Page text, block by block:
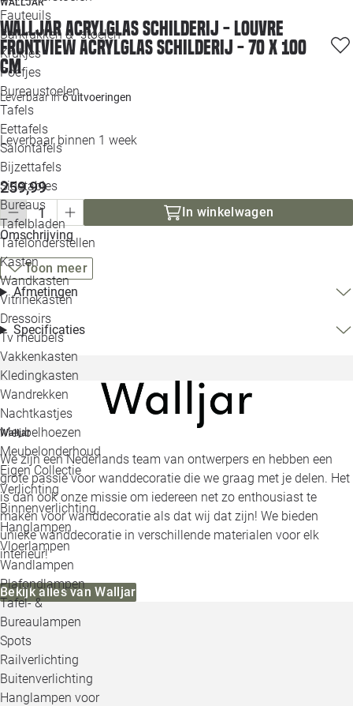
Fauteuils
Barkrukken & -stoelen
Krukjes
Poefjes
Bureaustoelen
Tafels
Eettafels
Salontafels
Bijzettafels
Sidetables
Bureaus
Tafelbladen
Tafelonderstellen
Kasten
Wandkasten
Vitrinekasten
Dressoirs
Tv meubels
Vakkenkasten
Kledingkasten
Wandrekken
Nachtkastjes
Meubelhoezen
Meubelonderhoud
Eigen Collectie
Verlichting
Binnenverlichting
Hanglampen
Vloerlampen
Wandlampen
Plafondlampen
Tafel- &
Bureaulampen
Spots
Railverlichting
Buitenverlichting
Hanglampen voor
WALLJAR
Walljar acrylglas schilderij - Louvre
Frontview Acrylglas schilderij - 70 x 100
cm
Leverbaar in6 uitvoeringen
Leverbaar binnen 1 week
259,99
In winkelwagen
Omschrijving
Toon meer
Afmetingen
Specificaties
Walljar
We zijn een Nederlands team van ontwerpers en hebben een
grote passie voor wanddecoratie die we graag met je delen. Het
is dan ook onze missie om iedereen net zo enthousiast te
maken voor wanddecoratie als dat wij dat zijn! We bieden
unieke wanddecoratie in verschillende materialen voor elk
interieur!
Bekijk alles van Walljar